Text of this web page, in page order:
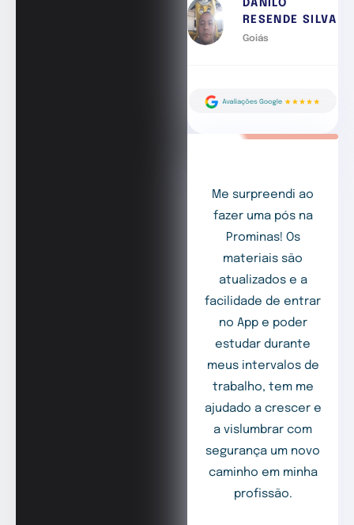
DANILO
RESENDE SILVA
Goiás
Me surpreendi ao
fazer uma pós na
Prominas! Os
materiais são
atualizados e a
facilidade de entrar
no App e poder
estudar durante
meus intervalos de
trabalho, tem me
ajudado a crescer e
a vislumbrar com
segurança um novo
caminho em minha
profissão.